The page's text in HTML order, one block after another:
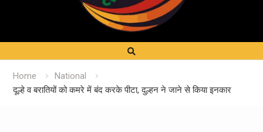
Home
National
दूल्हे व बरातियों को कमरे में बंद करके पीटा, दुल्हन ने जाने से किया इनकार